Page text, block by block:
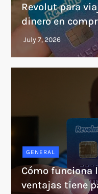
Revolut para
dinero en
GENERAL
Cómo funciona
ventajas tiene